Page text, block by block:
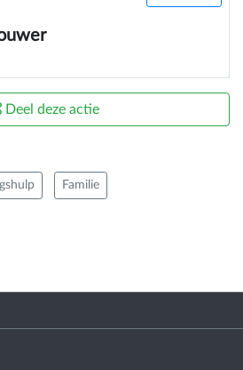
Deel deze actie
Familie